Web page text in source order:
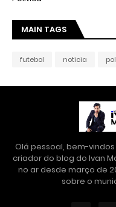
MAIN TAGS
futebol noticia
Olá pessoal, bem-
criador do blog do Ivan
no ar desde março de
sobre o